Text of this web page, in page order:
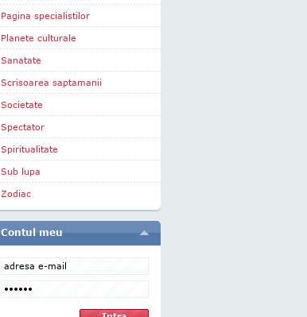
Pagina specialistilor
Planete culturale
Sanatate
Scrisoarea saptamanii
Societate
Spectator
Spiritualitate
Sub lupa
Zodiac
Contul meu